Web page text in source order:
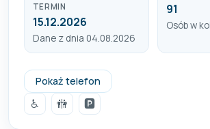
TERMIN
15.12.2026
Dane z dnia 04.08.2026
91
Osób w
Pokaż telefon
(41) 366 01 94, 509
♿
🚻 🅿️